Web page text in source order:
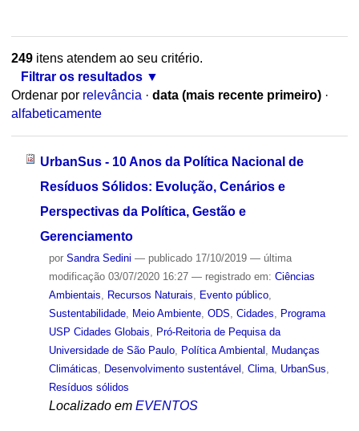
249itens atendem ao seu critério.
Filtrar os resultados
Ordenar por relevância · data (mais recente primeiro) ·
alfabeticamente
UrbanSus - 10 Anos da Política Nacional de
Resíduos Sólidos: Evolução, Cenários e
Perspectivas da Política, Gestão e
Gerenciamento
por Sandra Sedini — publicado17/10/2019 — última
modificação03/07/2020 16:27 — registrado em: Ciências
Ambientais
Recursos Naturais Evento público,
Sustentabilidade, Meio Ambiente, ODS Cidades
Programa
USP Cidades Globais
Pró-Reitoria de Pequisa da
Universidade de São Paulo, Política Ambiental
Mudanças
Climáticas
Desenvolvimento sustentável Clima, UrbanSus
Resíduos sólidos
Localizado em EVENTOS